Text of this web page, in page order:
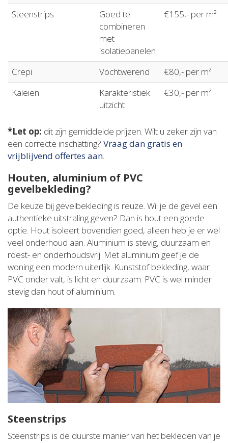
Steenstrips
Goed te
combineren
met
isolatiepanelen
€155,- per m²
Crepi Vochtwerend
€80,- per m²
Kaleien
Karakteristiek
uitzicht
€30,- per m²
*Let op: dit zijn gemiddelde prijzen. Wilt u zeker zijn van
een correcte inschatting? Vraag dan gratis en
vrijblijvend offertes aan.
Houten, aluminium of PVC
gevelbekleding?
De keuze bij gevelbekleding is reuze. Wil je de gevel een
authentieke uitstraling geven? Dan is hout een goede
optie. Hout isoleert bovendien goed, alleen heb je er wel
veel onderhoud aan. Aluminium is stevig, duurzaam en
roest- en onderhoudsvrij. Met aluminium geef je de
woning een modern uiterlijk. Kunststof bekleding, waar
PVC onder valt, is licht en duurzaam. PVC is wel minder
stevig dan hout of aluminium.
Steenstrips
Steenstrips is de duurste manier van het bekleden van je